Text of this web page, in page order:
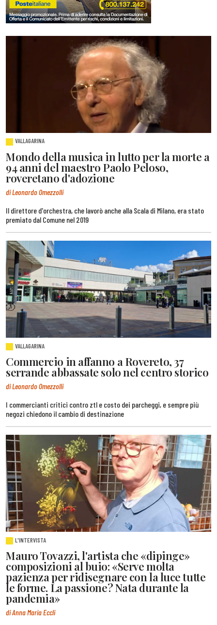
VALLAGARINA
Mondo della musica in lutto per la morte a
94 anni del maestro Paolo Peloso,
roveretano d'adozione
di Leonardo Omezzolli
Il direttore d'orchestra, che lavorò anche alla Scala di Milano, era stato
premiato dal Comune nel 2019
VALLAGARINA
Commercio in affanno a Rovereto, 37
serrande abbassate solo nel centro storico
di Leonardo Omezzolli
I commercianti critici contro ztl e costo dei parcheggi, e sempre più
negozi chiedono il cambio di destinazione
L'INTERVISTA
Mauro Tovazzi, l'artista che «dipinge»
composizioni al buio: «Serve molta
pazienza per ridisegnare con la luce tutte
le forme. La passione? Nata durante la
pandemia»
di Anna Maria Eccli